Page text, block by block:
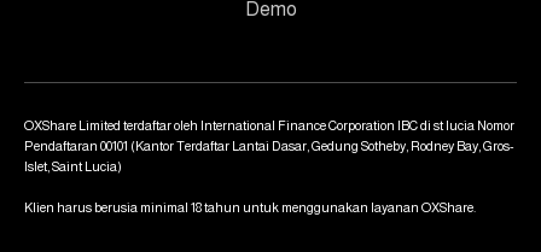
Demo
OXShare Limited terdaftar oleh International Finance Corporation IBC di st lucia Nomor
Pendaftaran 00101 (Kantor Terdaftar Lantai Dasar, Gedung Sotheby, Rodney Bay, Gros-
Islet, Saint Lucia)
Klien harus berusia minimal 18 tahun untuk menggunakan layanan OXShare.